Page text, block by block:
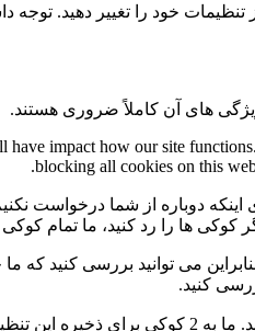
تنظیمات خود را تغییر دهید.
های آن کاملاً ضروری هستند.
impact how our site
blocking all cookies on this
اینکه دوباره از شما درخواست
کوکی ها را رد کنید، ما تمام
می توانید بررسی کنید که ما
کنید.
برای عدم نمایش دائمی نوار پیام و رد کردن